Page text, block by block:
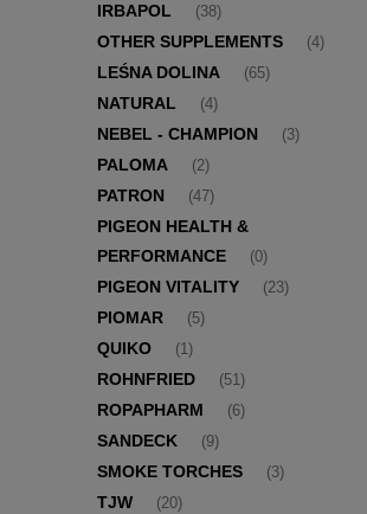
IRBAPOL (38)
OTHER SUPPLEMENTS (4)
LEŚNA DOLINA (65)
NATURAL (4)
NEBEL - CHAMPION (3)
PALOMA (2)
PATRON (47)
PIGEON HEALTH &
PERFORMANCE
(0)
PIGEON VITALITY (23)
PIOMAR (5)
QUIKO (1)
ROHNFRIED (51)
ROPAPHARM (6)
SANDECK (9)
SMOKE TORCHES (3)
TJW (20)